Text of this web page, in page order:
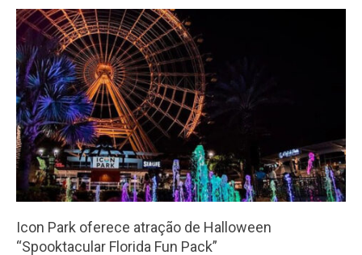
Icon Park oferece atração de Halloween
“Spooktacular Florida Fun Pack”